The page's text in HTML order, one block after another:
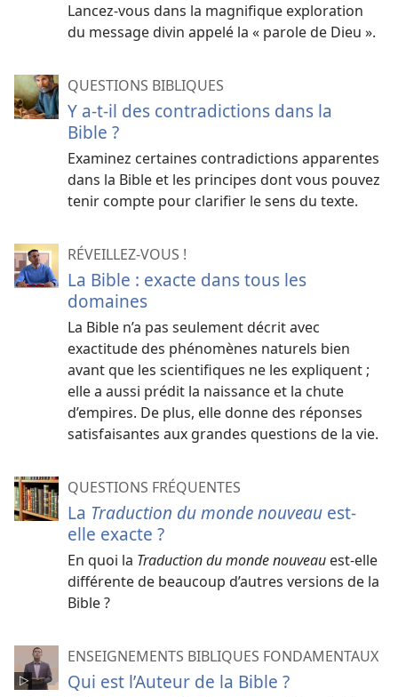
Lancez-vous dans la magnifique exploration
du message divin appelé la « parole de Dieu ».
QUESTIONS BIBLIQUES
Y a-t-il des contradictions dans la
Bible ?
Examinez certaines contradictions apparentes
dans la Bible et les principes dont vous pouvez
tenir compte pour clarifier le sens du texte.
RÉVEILLEZ-VOUS !
La Bible : exacte dans tous les
domaines
La Bible n’a pas seulement décrit avec
exactitude des phénomènes naturels bien
avant que les scientifiques ne les expliquent ;
elle a aussi prédit la naissance et la chute
d’empires. De plus, elle donne des réponses
satisfaisantes aux grandes questions de la vie.
QUESTIONS FRÉQUENTES
La Traduction du monde nouveau est-
elle exacte ?
En quoi la Traduction du monde nouveau est-elle
différente de beaucoup d’autres versions de la
Bible ?
ENSEIGNEMENTS BIBLIQUES FONDAMENTAUX
Qui est l’Auteur de la Bible ?